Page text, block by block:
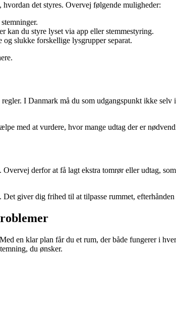
det styres. Overvej følgende muligheder:
kan du styre lyset via app eller stemmestyring.
slukke forskellige lysgrupper separat.
I Danmark må du som udgangspunkt ikke
med at vurdere, hvor mange udtag der er
derfor at få lagt ekstra tomrør eller udtag,
giver dig frihed til at tilpasse rummet,
en klar plan får du et rum, der både fungerer i
du ønsker.